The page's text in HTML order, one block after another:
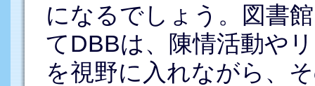
になるでしょう。図書
てDBBは、陳情活動や
を視野に入れながら、